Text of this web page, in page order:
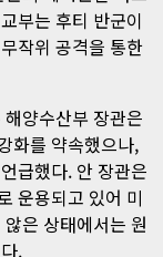
부는 후티 반군이
작위 공격을 통한
양수산부 장관은
화를 약속했으나,
급했다. 안 장관은
운용되고 있어 미
은 상태에서는 원
.